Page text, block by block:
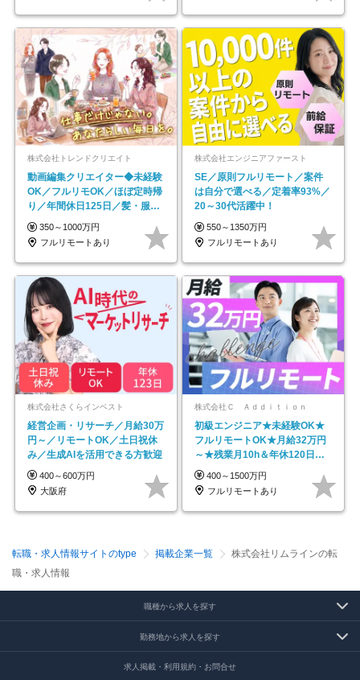
株式会社トレンドクリエイト
動画編集クリエイター◆未経験
OK／フルリモOK／ほぼ定時帰
り／年間休日125日／髪・服・
ネイル自由／副業OK
350～1000万円
フルリモートあり
株式会社エンジニアファースト
SE／原則フルリモート／案件
は自分で選べる／定着率93%／
20～30代活躍中！
550～1350万円
フルリモートあり
株式会社さくらインベスト
経営企画・リサーチ／月給30万
円～／リモートOK／土日祝休
み／生成AIを活用できる方歓迎
400～600万円
大阪府
株式会社Ｃ Ａｄｄｉｔｉｏｎ
初級エンジニア★未経験OK★
フルリモートOK★月給32万円
～★残業月10h＆年休120日以
上★副業可
400～1500万円
フルリモートあり
転職・求人情報サイトのtype 掲載企業一覧
株式会社リムラインの転
職・求人情報
職種から求人を探す
勤務地から求人を探す
求人掲載・利用規約・お問合せ